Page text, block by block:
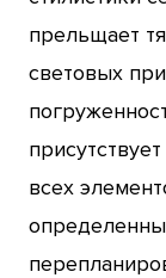
прельщает
световых
всех